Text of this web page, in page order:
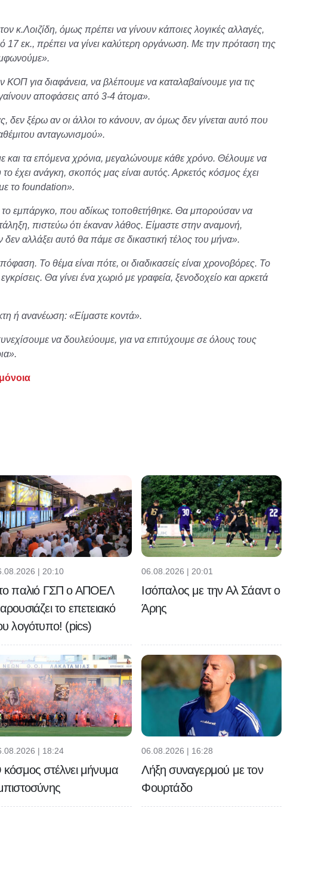
κ.Λοιζίδη, όμως πρέπει να γίνουν κάποιες λογικές αλλαγές,
17 εκ., πρέπει να γίνει καλύτερη οργάνωση. Με την πρόταση της
ΚΟΠ για διαφάνεια, να βλέπουμε να καταλαβαίνουμε για τις
αποφάσεις από 3-4 άτομα».
δεν ξέρω αν οι άλλοι το κάνουν, αν όμως δεν γίνεται αυτό που
ανταγωνισμού».
και τα επόμενα χρόνια, μεγαλώνουμε κάθε χρόνο. Θέλουμε να
έχει ανάγκη, σκοπός μας είναι αυτός. Αρκετός κόσμος έχει
το foundation».
εμπάργκο, που αδίκως τοποθετήθηκε. Θα μπορούσαν να
πιστεύω ότι έκαναν λάθος. Είμαστε στην αναμονή,
αλλάξει αυτό θα πάμε σε δικαστική τέλος του μήνα».
Το θέμα είναι πότε, οι διαδικασείς είναι χρονοβόρες. Το
Θα γίνει ένα χωριό με γραφεία, ξενοδοχείο και αρκετά
ή ανανέωση: «Είμαστε κοντά».
να δουλεύουμε, για να επιτύχουμε σε όλους τους
| 20:10
παλιό ΓΣΠ ο ΑΠΟΕΛ
το επετειακό
λογότυπο! (pics)
06.08.2026 | 20:01
Ισόπαλος με την Αλ Σάαντ ο
Άρης
| 18:24
στέλνει μήνυμα
06.08.2026 | 16:28
Λήξη συναγερμού με τον
Φουρτάδο